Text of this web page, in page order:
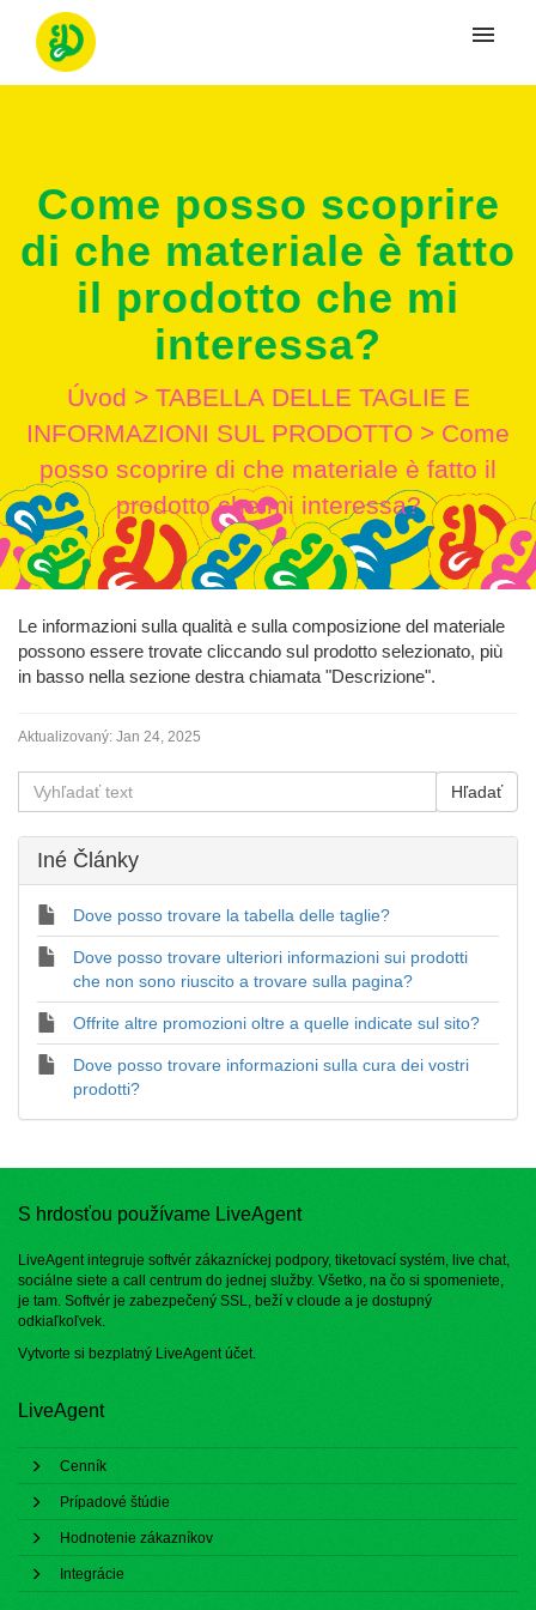
Prihlásenie
Come posso scoprire
di che materiale è fatto
il prodotto che mi
interessa?
Úvod > TABELLА DELLE TAGLIE E
INFORMAZIONI SUL PRODOTTO > Come
posso scoprire di che materiale è fatto il
prodotto che mi interessa?
Le informazioni sulla qualità e sulla composizione del materiale
possono essere trovate cliccando sul prodotto selezionato, più
in basso nella sezione destra chiamata "Descrizione".
Aktualizovaný: Jan 24, 2025
Iné Články
Dove posso trovare la tabella delle taglie?
Dove posso trovare ulteriori informazioni sui prodotti
che non sono riuscito a trovare sulla pagina?
Offrite altre promozioni oltre a quelle indicate sul sito?
Dove posso trovare informazioni sulla cura dei vostri
prodotti?
S hrdosťou používame LiveAgent
LiveAgent integruje softvér zákazníckej podpory, tiketovací systém, live chat,
sociálne siete a call centrum do jednej služby. Všetko, na čo si spomeniete,
je tam. Softvér je zabezpečený SSL, beží v cloude a je dostupný
odkiaľkoľvek.
Vytvorte si bezplatný LiveAgent účet.
LiveAgent
Cenník
Prípadové štúdie
Hodnotenie zákazníkov
Integrácie